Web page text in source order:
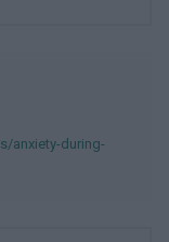
anxiety-during-